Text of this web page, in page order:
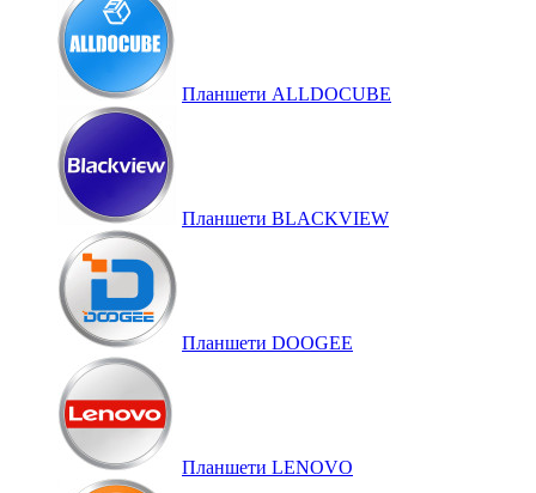
Планшети ALLDOCUBE
Планшети BLACKVIEW
Планшети DOOGEE
Планшети LENOVO